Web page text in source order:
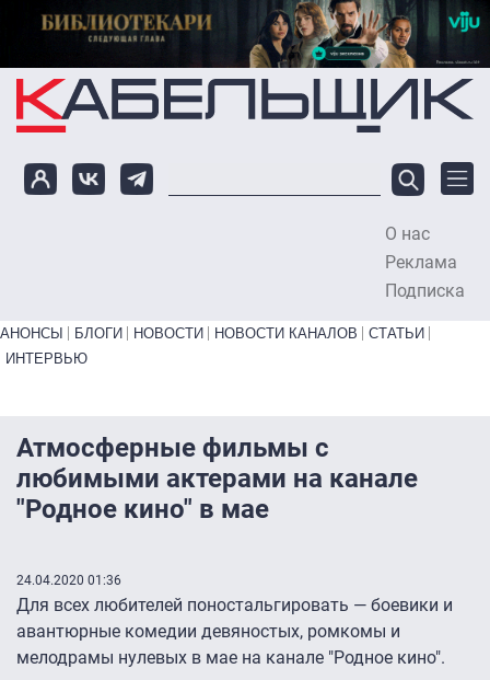
Перейти к основному содержанию
О нас
Реклама
Подписка
Primary links bottom
АНОНСЫ БЛОГИ НОВОСТИ НОВОСТИ КАНАЛОВ
СТАТЬИ
ИНТЕРВЬЮ
Атмосферные фильмы с
любимыми актерами на канале
"Родное кино" в мае
24.04.2020 01:36
Для всех любителей поностальгировать — боевики и
авантюрные комедии девяностых, ромкомы и
мелодрамы нулевых в мае на канале "Родное кино".